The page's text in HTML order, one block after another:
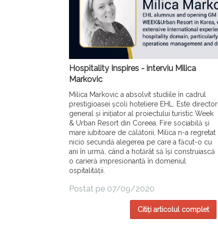
Hospitality Inspires - interviu Milica
Markovic
Milica Markovic a absolvit studiile în cadrul
prestigioasei școli hoteliere EHL. Este director
general și inițiator al proiectului turistic Week
& Urban Resort din Coreea. Fire sociabilă și
mare iubitoare de călătorii, Milica n-a regretat
nicio secundă alegerea pe care a făcut-o cu
ani în urmă, când a hotărât să își construiască
o carieră impresionantă în domeniul
ospitalității.
Postat pe 07/09/2020
Citiți articolul complet